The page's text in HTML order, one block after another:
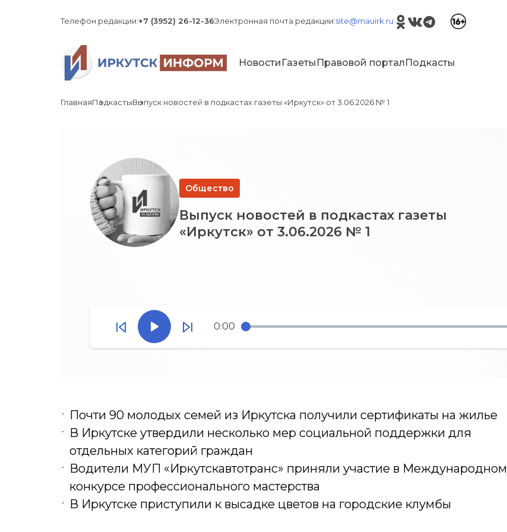
Телефон редакции:+7 (3952) 26-12-36Электронная почта редакции:site@mauirk.ru
Новости Газеты Правовой портал Подкасты
ГлавнаяПодкастыВыпуск новостей в подкастах газеты «Иркутск» от 3.06.2026 № 1
Общество
Выпуск новостей в подкастах газеты
«Иркутск» от 3.06.2026 № 1
0:00
Почти 90 молодых семей из Иркутска получили сертификаты на жилье
В Иркутске утвердили несколько мер социальной поддержки для
отдельных категорий граждан
Водители МУП «Иркутскавтотранс» приняли участие в Международном
конкурсе профессионального мастерства
В Иркутске приступили к высадке цветов на городские клумбы